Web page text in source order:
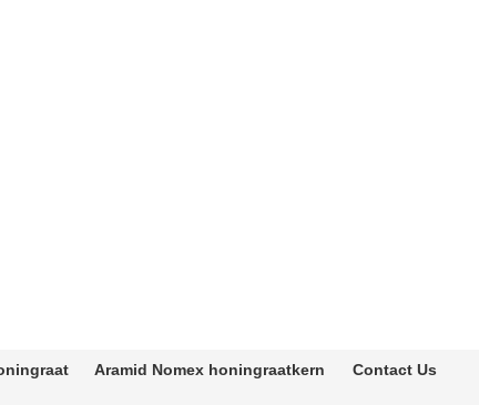
Aramid Nomex honingraatkern Contact Us